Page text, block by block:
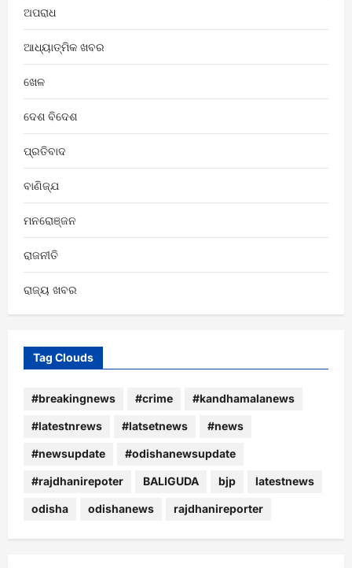
ଅପରାଧ
ଆଧ୍ୟାତ୍ମିକ ଖବର
ଖେଳ
ଦେଶ ବିଦେଶ
ପ୍ରତିବାଦ
ବାଣିଜ୍ଯ
ମନରୋଞ୍ଜନ
ରାଜନୀତି
ରାଜ୍ୟ ଖବର
Tag Clouds
#breakingnews #crime #kandhamalanews
#latestnrews #latsetnews #news
#newsupdate #odishanewsupdate
#rajdhanirepoter BALIGUDA bjp latestnews
odisha odishanews rajdhanireporter